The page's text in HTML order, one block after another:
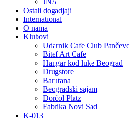
JNA
Ostali dogadjaji
International
O nama
Klubovi
Udarnik Cafe Club
Bitef Art Cafe
Hangar kod luke Beograd
Drugstore
Barutana
Beogradski sajam
Dorćol Platz
Fabrika Novi Sad
K-013